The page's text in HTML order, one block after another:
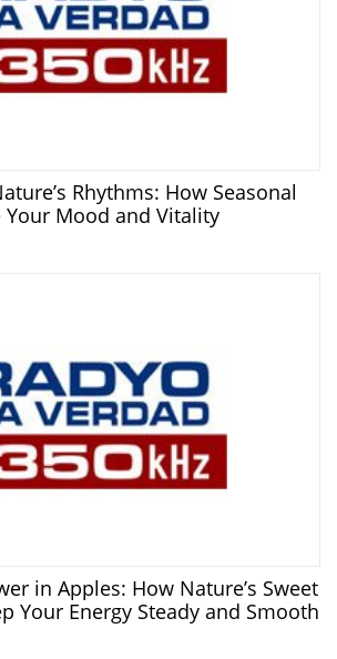
Rhythms: How Seasonal
Mood and Vitality
in Apples: How Nature’s Sweet
Your Energy Steady and Smooth